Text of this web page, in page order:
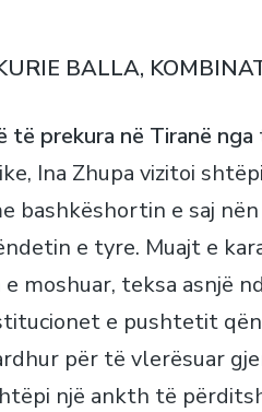
BALLA,
të prekura në Tiranë nga
Ina Zhupa vizitoi
bashkëshortin e saj
e tyre. Muajt e
moshuar, teksa asnjë
e pushtetit
për të vlerësuar
një ankth të